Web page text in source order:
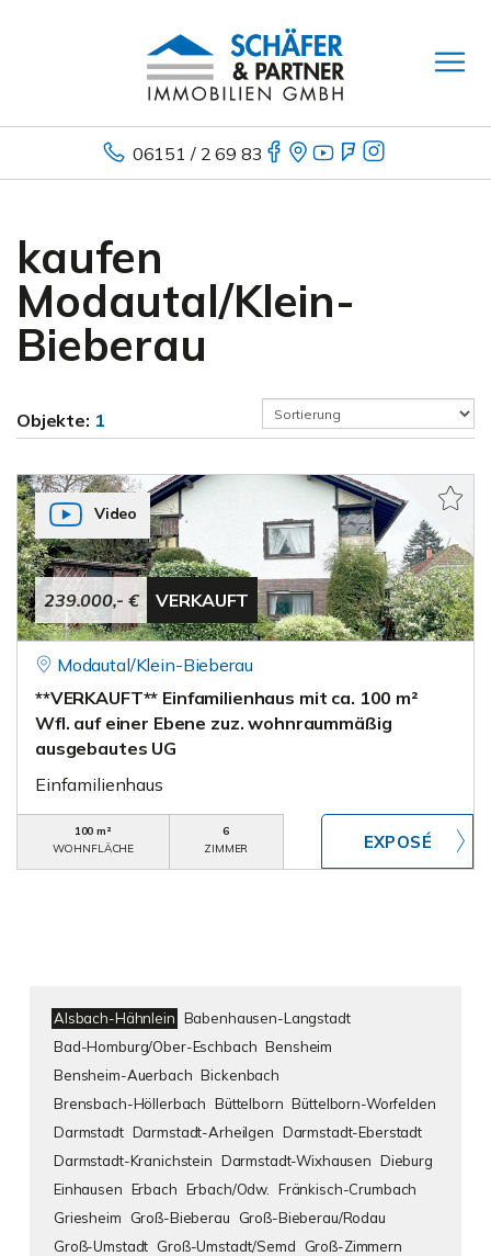
06151 / 2 69 83
kaufen
Modautal/Klein-
Bieberau
Objekte: 1
239.000,- € VERKAUFT
Video
Modautal/Klein-Bieberau
**VERKAUFT** Einfamilienhaus mit ca. 100 m²
Wfl. auf einer Ebene zuz. wohnraummäßig
ausgebautes UG
Einfamilienhaus
100 m²
WOHNFLÄCHE
6
ZIMMER
Alsbach-Hähnlein Babenhausen-Langstadt
Bad-Homburg/Ober-Eschbach Bensheim
Bensheim-Auerbach Bickenbach
Brensbach-Höllerbach Büttelborn Büttelborn-Worfelden
Darmstadt Darmstadt-Arheilgen Darmstadt-Eberstadt
Darmstadt-Kranichstein Darmstadt-Wixhausen Dieburg
Einhausen Erbach Erbach/Odw.
Fränkisch-Crumbach
Griesheim
Groß-Bieberau
Groß-Bieberau/Rodau
Groß-Umstadt Groß-Umstadt/Semd
Groß-Zimmern